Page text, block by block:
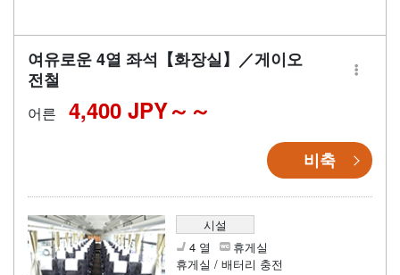
여유로운 4열 좌석【화장실】／게이오
전철
어른 4,400 JPY～
비축
시설
4 열
휴게실
휴게실 / 배터리 충전